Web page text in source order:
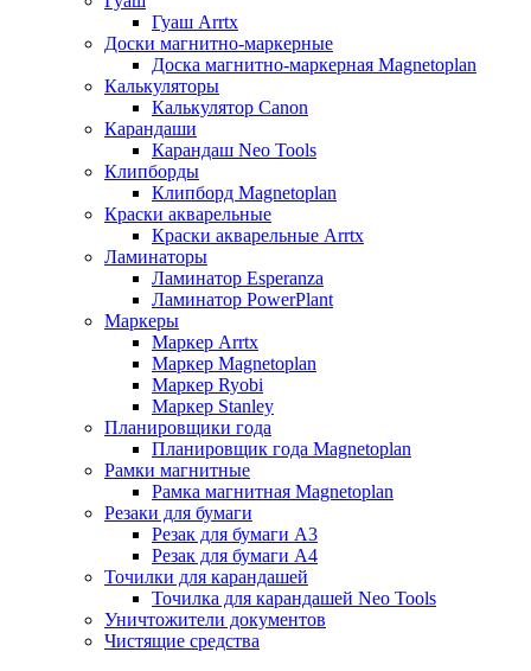
Гуаш Arrtx
Доски магнитно-маркерные
Доска магнитно-маркерная Magnetoplan
Калькуляторы
Калькулятор Canon
Карандаши
Карандаш Neo Tools
Клипборды
Клипборд Magnetoplan
Краски акварельные
Краски акварельные Arrtx
Ламинаторы
Ламинатор Esperanza
Ламинатор PowerPlant
Маркеры
Маркер Arrtx
Маркер Magnetoplan
Маркер Ryobi
Маркер Stanley
Планировщики года
Планировщик года Magnetoplan
Рамки магнитные
Рамка магнитная Magnetoplan
Резаки для бумаги
Резак для бумаги А3
Резак для бумаги А4
Точилки для карандашей
Точилка для карандашей Neo Tools
Уничтожители документов
Чистящие средства